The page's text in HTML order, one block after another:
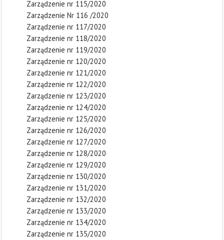
Zarządzenie nr 115/2020
Zarządzenie Nr 116 /2020
Zarządzenie nr 117/2020
Zarządzenie nr 118/2020
Zarządzenie nr 119/2020
Zarządzenie nr 120/2020
Zarządzenie nr 121/2020
Zarządzenie nr 122/2020
Zarządzenie nr 123/2020
Zarządzenie nr 124/2020
Zarządzenie nr 125/2020
Zarządzenie nr 126/2020
Zarządzenie nr 127/2020
Zarządzenie nr 128/2020
Zarządzenie nr 129/2020
Zarządzenie nr 130/2020
Zarządzenie nr 131/2020
Zarządzenie nr 132/2020
Zarządzenie nr 133/2020
Zarządzenie nr 134/2020
Zarządzenie nr 135/2020